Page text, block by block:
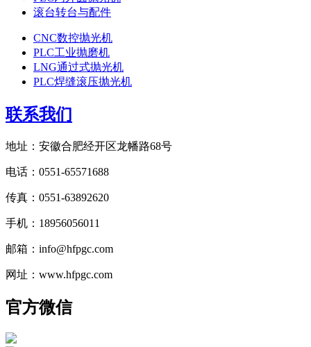
滚台转台与配件
CNC数控抛光机
PLC工业抛磨机
LNG通过式抛光机
PLC焊缝滚压抛光机
联系我们
地址：安徽合肥经开区龙幡路68号
电话：0551-65571688
传真：0551-63892620
手机：18956056011
邮箱：info@hfpgc.com
网址：www.hfpgc.com
官方微信